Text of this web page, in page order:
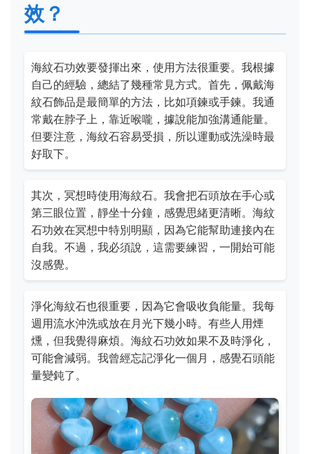
效？
海紋石功效要發揮出來，使用方法很重要。我根據
自己的經驗，總結了幾種常見方式。首先，佩戴海
紋石飾品是最簡單的方法，比如項鍊或手鍊。我通
常戴在脖子上，靠近喉嚨，據說能加強溝通能量。
但要注意，海紋石容易受損，所以運動或洗澡時最
好取下。
其次，冥想時使用海紋石。我會把石頭放在手心或
第三眼位置，靜坐十分鐘，感覺思緒更清晰。海紋
石功效在冥想中特別明顯，因為它能幫助連接內在
自我。不過，我必須說，這需要練習，一開始可能
沒感覺。
淨化海紋石也很重要，因為它會吸收負能量。我每
週用流水沖洗或放在月光下幾小時。有些人用煙
燻，但我覺得麻煩。海紋石功效如果不及時淨化，
可能會減弱。我曾經忘記淨化一個月，感覺石頭能
量變鈍了。